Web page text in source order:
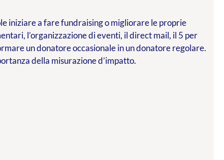
iniziare a fare fundraising o migliorare le proprie
l’organizzazione di eventi, il direct mail, il 5 per
un donatore occasionale in un donatore regolare.
della misurazione d’impatto.